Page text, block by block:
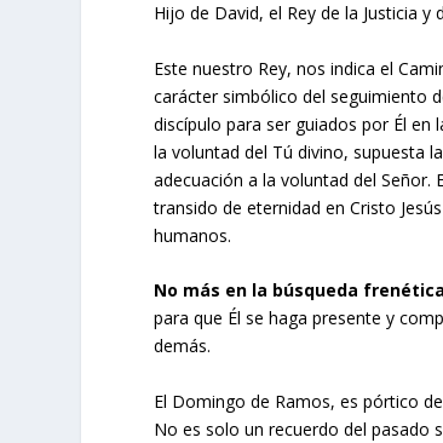
Hijo de David, el Rey de la Justicia y
Este nuestro Rey, nos indica el
carácter simbólico del seguimiento
discípulo para ser guiados por Él
la voluntad del Tú divino, supuesta
adecuación a la voluntad del
transido de eternidad en Cristo
humanos.
No más en la búsqueda
para que Él se haga presente y
demás.
El Domingo de Ramos, es pórtico
No es solo un recuerdo del pasado